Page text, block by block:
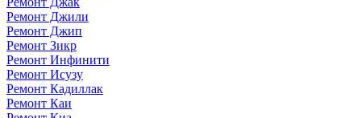
Ремонт Джили
Ремонт Джип
Ремонт Зикр
Ремонт Инфинити
Ремонт Исузу
Ремонт Кадиллак
Ремонт Каи